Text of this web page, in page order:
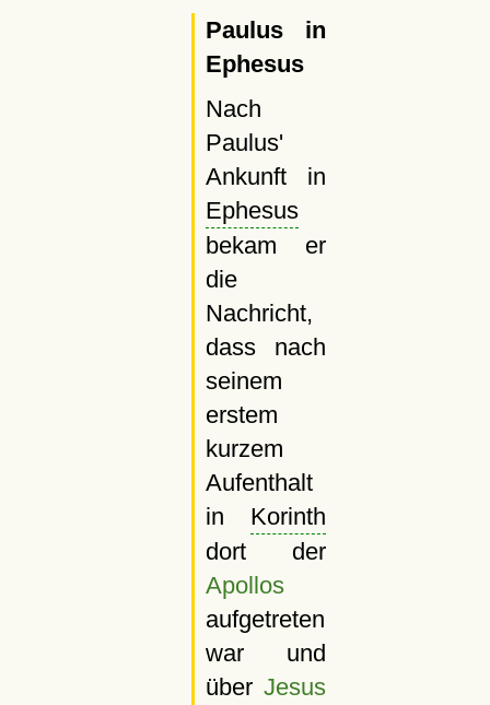
Paulus in
Ephesus
Nach
Paulus'
Ankunft in
Ephesus
bekam er
die
Nachricht,
dass nach
seinem
erstem
kurzem
Aufenthalt
in Korinth
dort der
Apollos
aufgetreten
war und
über Jesus